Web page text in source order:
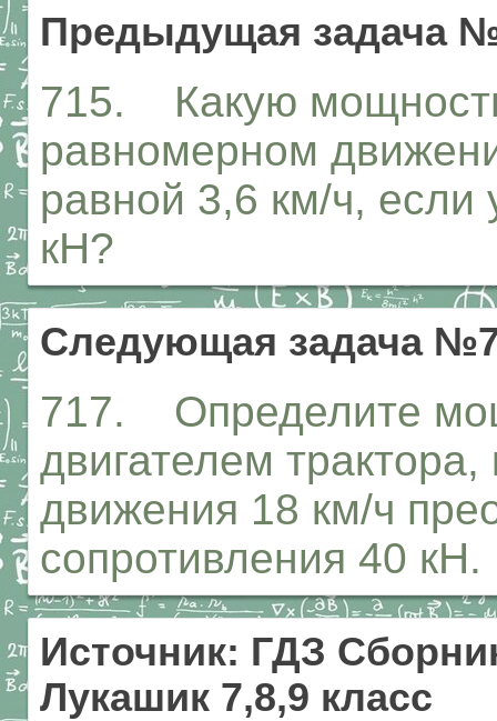
Предыдущая задача
715. Какую мощность
равномерном
равной 3,6 км/ч, если
кН?
Следующая задача
717. Определите
двигателем
движения 18 км/ч
сопротивления 40 кН.
Источник: ГДЗ
Лукашик 7,8,9 класс